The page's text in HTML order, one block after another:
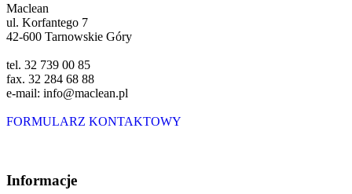
Maclean
ul. Korfantego 7
42-600 Tarnowskie Góry
tel. 32 739 00 85
fax. 32 284 68 88
e-mail: info@maclean.pl
FORMULARZ KONTAKTOWY
Informacje